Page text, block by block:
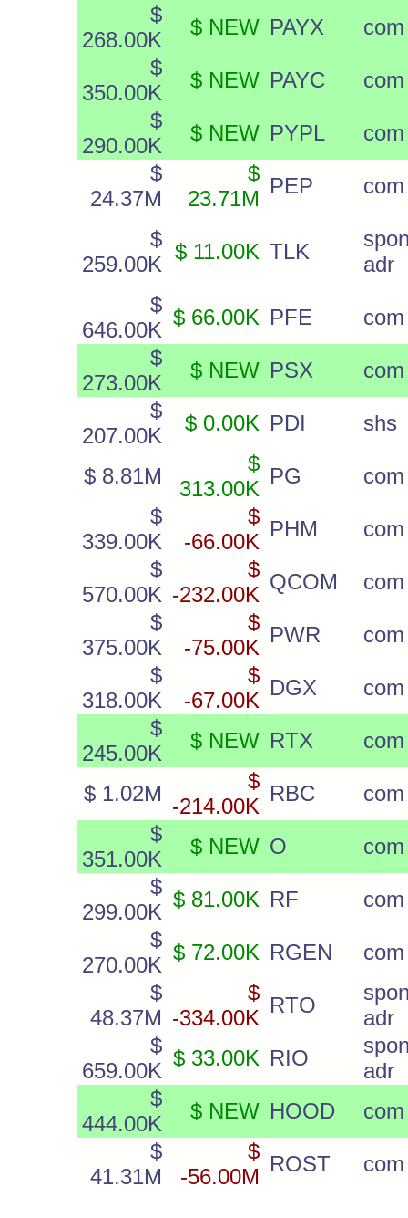
$
268.00K
$ NEW PAYX
com
$
350.00K
$ NEW PAYC
com
$
290.00K
$ NEW PYPL
com
$
24.37M
$
23.71M
PEP com
$
259.00K
$ 11.00K TLK
adr
$
646.00K
$ 66.00K PFE
com
$
273.00K
$ NEW PSX
com
$
207.00K
$ 0.00K PDI shs
$ 8.81M
$
313.00K
PG
com
$
339.00K
$
-66.00K
PHM
com
$
570.00K
$
-232.00K
QCOM
com
$
375.00K
$
-75.00K
PWR
com
$
318.00K
$
-67.00K
DGX
com
$
245.00K
$ NEW RTX com
$ 1.02M
$
-214.00K
RBC
com
$
351.00K
$ NEW O
com
$
299.00K
$ 81.00K RF
com
$
270.00K
$ 72.00K RGEN
com
$
48.37M
$
-334.00K
RTO
adr
$
659.00K
$ 33.00K RIO
adr
$
444.00K
$ NEW HOOD
$
41.31M
$
-56.00M
ROST com